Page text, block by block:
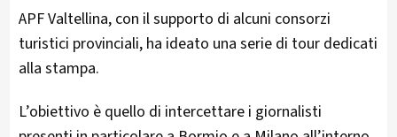
APF Valtellina, con il supporto di alcuni consorzi
turistici provinciali, ha ideato una serie di tour dedicati
alla stampa.
L’obiettivo è quello di intercettare i giornalisti